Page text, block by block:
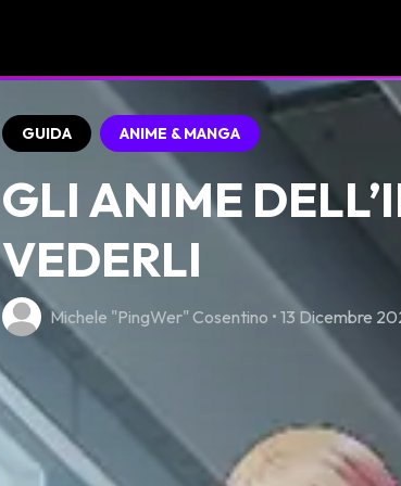
GUIDA ANIME & MANGA
GLI ANIME
VEDERLI
Michele "PingWer" Cosentino • 13 Dicembre